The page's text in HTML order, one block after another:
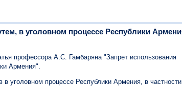
в уголовном процессе Республики
профессора А.С. Гамбаряна "Запрет использования
Армения".
уголовном процессе Республики Армения, в